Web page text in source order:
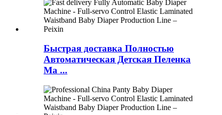
Быстрая доставка Полностью
Автоматическая Детская Пеленка
Ма ...